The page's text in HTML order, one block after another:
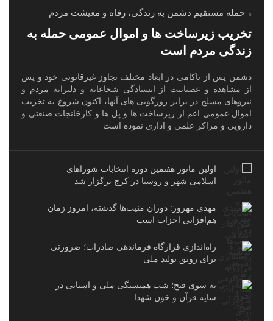
حمله مستقیم دشمن به زندگی، رفاه و معیشت مردم
تخریب زیرساخت ها و اموال عمومی حمله به
زندگی مردم است
دشمن پس از ناکامی در ابعاد مختلف تجاوز غیرقانونی خود و پس
از مشاهده و عصبانیت از ایستادگی شجاعانه و دلیرانه مردم و
نیروهای مسلح در برابر زورگویی های آنها، اکنون شروع به تخریب
اموال عمومی اعم از زیرساخت ها و پل ها و کارخانجات صنعتی و
دارویی و مراکز علمی و اداری نموده است
اولین مانور هفتمین دوره انتخابات شوراهای
اسلامی شهر و روستا در کرج برگزار شد
مهدی مهرور: دوران منیت‌ها گذشته، امروز زمان
هم‌افزایی احزاب است
راه‌اندازی قرارگاه فرماندهی صادرات؛ ضرورتی
برای رونق تولید ملی
به سوی فتح؛ شب همبستگی ملی و استانی در
سایه قرآن و خون شهدا